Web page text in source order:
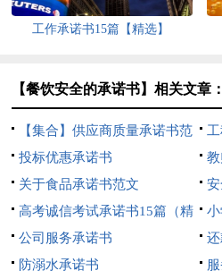
工作承诺书15篇【精选】
【餐饮安全的承诺书】相关文章：
【集合】供应商质量承诺书范
文5篇
投标优惠承诺书
关于食品承诺书范文
篇
高考诚信考试承诺书15篇（精
选）
公司服务承诺书
还
防溺水承诺书